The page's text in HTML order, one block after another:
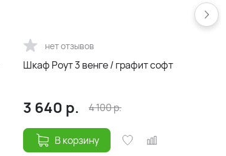
нет отзывов
Шкаф Роут 3 венге / графит софт
3 640 р. 4 100р.
В корзину